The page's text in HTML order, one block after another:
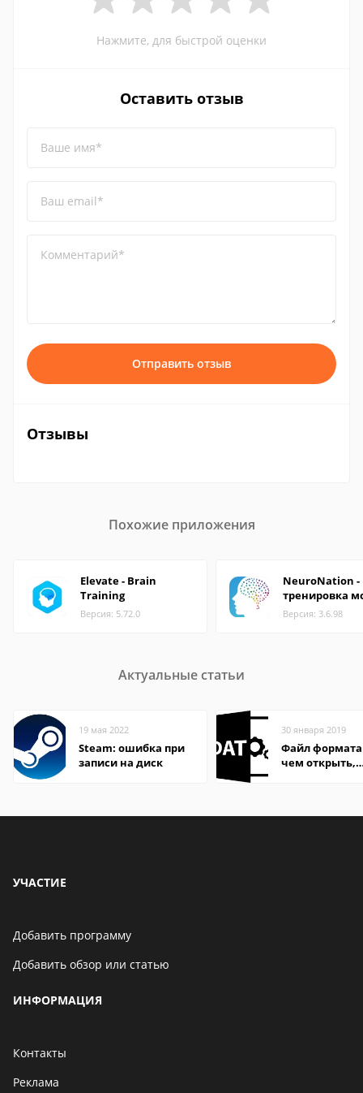
Нажмите, для быстрой оценки
Оставить отзыв
Ваше имя*
Ваш email*
Комментарий*
Отправить отзыв
Отзывы
Похожие приложения
Elevate - Brain
Training
Версия: 5.72.0
NeuroNation -
тренировка
Версия: 3.6.98
Актуальные статьи
19 мая 2022
Steam: ошибка при
записи на диск
30 января 2019
Файл формата
чем открыть,
УЧАСТИЕ
Добавить программу
Добавить обзор или статью
ИНФОРМАЦИЯ
Контакты
Реклама